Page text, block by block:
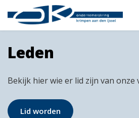
Leden
Bekijk hier wie er lid zijn van onze
Lid worden